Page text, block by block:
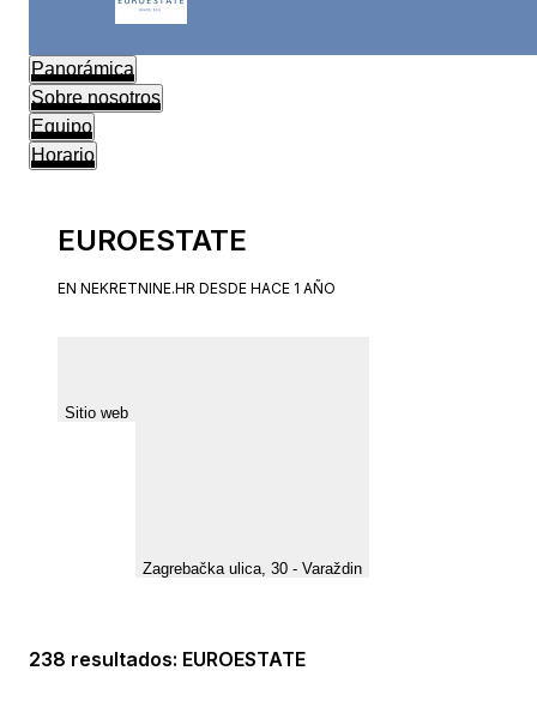
Panorámica
Sobre nosotros
Equipo
Horario
EUROESTATE
EN NEKRETNINE.HR DESDE HACE 1 AÑO
Sitio web
Zagrebačka ulica, 30 - Varaždin
238 resultados: EUROESTATE